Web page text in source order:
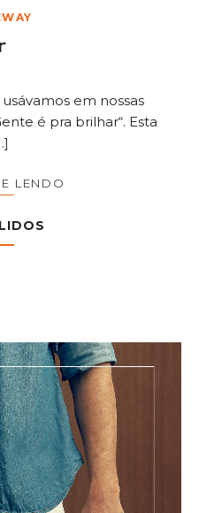
em nossas
é pra brilhar“. Esta
LENDO